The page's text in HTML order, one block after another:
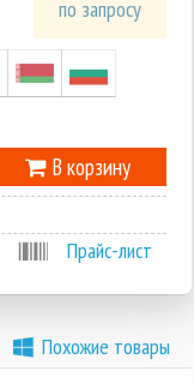
по запросу
В корзину
Прайс-лист
Похожие товары